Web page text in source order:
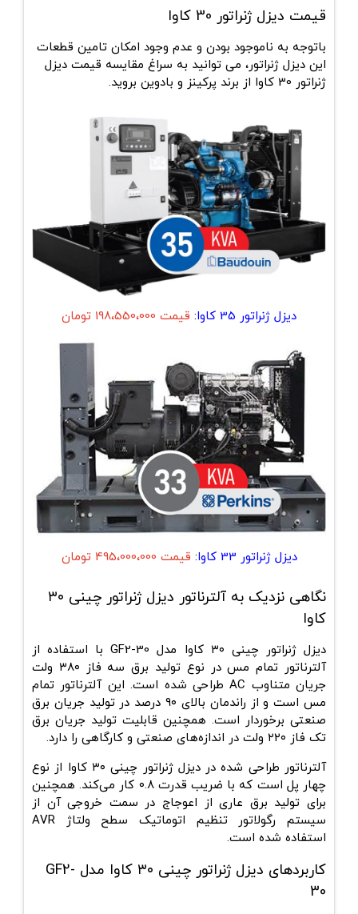
قیمت دیزل ژنراتور 30 کاوا
باتوجه به ناموجود بودن و عدم وجود امکان تامین قطعات
این دیزل ژنراتور، می توانید به سراغ مقایسه قیمت دیزل
ژنراتور 30 کاوا
از برند پرکینز و بادوین بروید.
دیزل ژنراتور 35 کاوا : قیمت 198،550،000 تومان
دیزل ژنراتور 33 کاوا : قیمت 495،000،000 تومان
نگاهی نزدیک به آلترناتور دیزل ژنراتور چینی ۳۰
کاوا
دیزل ژنراتور چینی ۳۰ کاوا مدل GF2-30 با استفاده از
آلترناتور تمام مس در نوع تولید برق سه فاز ۳۸۰ ولت
جریان متناوب AC طراحی شده است. این آلترناتور تمام
مس است و از راندمان بالای ۹۰ درصد در تولید جریان برق
صنعتی برخوردار است. همچنین قابلیت تولید جریان برق
تک فاز ۲۲۰ ولت در اندازه‌های صنعتی و کارگاهی را دارد.
آلترناتور طراحی شده در دیزل ژنراتور چینی ۳۰ کاوا از نوع
چهار پل است که با ضریب قدرت ۰.۸ کار می‌کند. همچنین
برای تولید برق عاری از اعوجاج در سمت خروجی آن از
سیستم رگولاتور تنظیم اتوماتیک سطح ولتاژ AVR
استفاده شده است.
کاربرد‌های دیزل ژنراتور چینی ۳۰ کاوا مدل GF2-
30